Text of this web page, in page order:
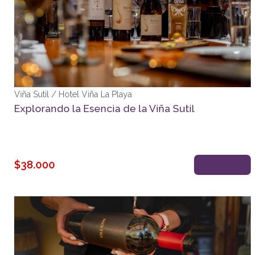
Viña Sutil / Hotel Viña La Playa
Explorando la Esencia de la Viña Sutil
$38.000